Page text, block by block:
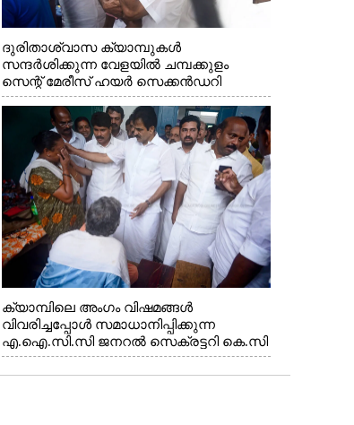
ദുരിതാശ്വാസ ക്യാമ്പുകൾ
സന്ദർശിക്കുന്ന വേളയിൽ ചമ്പക്കുളം
സെന്റ് മേരീസ് ഹയർ സെക്കൻഡറി
സ്കൂളിലെ ക്യാമ്പിലെത്തിയ എ.ഐ.സി.സി
ജനറൽ സെക്രട്ടറി കെ.സി
വേണുഗോപാൽ എം.പി കുരുന്നിനെ
എടുത്ത് ലാളിച്ചപ്പോൾ. സഹകരണ-
എക്സൈസ് വകുപ്പ് മന്ത്രി എം. ലിജു,
കൃഷിവകുപ്പ് മന്ത്രി ടി. സിദ്ദിഖ്, റെജി
ചെറിയാൻ എം. എൽ. എ എന്നിവർ സമീപം
ക്യാമ്പിലെ അംഗം വിഷമങ്ങൾ
വിവരിച്ചപ്പോൾ സമാധാനിപ്പിക്കുന്ന
എ.ഐ.സി.സി ജനറൽ സെക്രട്ടറി കെ.സി
വേണുഗോപാൽ എം.പി. സഹകരണ-
എക്സൈസ് വകുപ്പ് മന്ത്രി എം. ലിജു,